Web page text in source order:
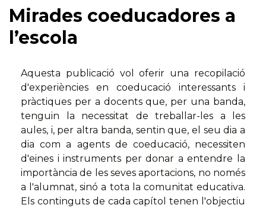
Mirades coeducadores a
l’escola
Aquesta publicació vol oferir una recopilació
d'experiències en coeducació interessants i
pràctiques per a docents que, per una banda,
tenguin la necessitat de treballar-les a les
aules, i, per altra banda, sentin que, el seu dia a
dia com a agents de coeducació, necessiten
d'eines i instruments per donar a entendre la
importància de les seves aportacions, no només
a l'alumnat, sinó a tota la comunitat educativa.
Els continguts de cada capítol tenen l'objectiu